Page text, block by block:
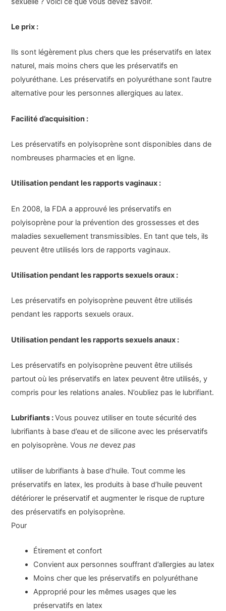
Le prix :
Ils sont légèrement plus chers que les préservatifs en latex
naturel, mais moins chers que les préservatifs en
polyuréthane. Les préservatifs en polyuréthane sont l’autre
alternative pour les personnes allergiques au latex.
Facilité d’acquisition :
Les préservatifs en polyisoprène sont disponibles dans de
nombreuses pharmacies et en ligne.
Utilisation pendant les rapports vaginaux :
En 2008, la FDA a approuvé les préservatifs en
polyisoprène pour la prévention des grossesses et des
maladies sexuellement transmissibles. En tant que tels, ils
peuvent être utilisés lors de rapports vaginaux.
Utilisation pendant les rapports sexuels oraux :
Les préservatifs en polyisoprène peuvent être utilisés
pendant les rapports sexuels oraux.
Utilisation pendant les rapports sexuels anaux :
Les préservatifs en polyisoprène peuvent être utilisés
partout où les préservatifs en latex peuvent être utilisés, y
compris pour les relations anales. N’oubliez pas le lubrifiant.
Lubrifiants :Vous pouvez utiliser en toute sécurité des
lubrifiants à base d’eau et de silicone avec les préservatifs
en polyisoprène. Vousne devezpas
utiliser de lubrifiants à base d’huile. Tout comme les
préservatifs en latex, les produits à base d’huile peuvent
détériorer le préservatif et augmenter le risque de rupture
des préservatifs en polyisoprène.
Pour
Étirement et confort
Convient aux personnes souffrant d’allergies au latex
Moins cher que les préservatifs en polyuréthane
Approprié pour les mêmes usages que les
préservatifs en latex